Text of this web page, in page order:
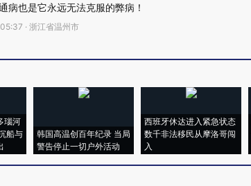
病也是它永远无法克服的弊病！
· 浙江省温州市
瑙河
船与
韩国高温创百年纪录 当局
警告停止一切户外活动
西班牙休达进入紧急状态
数千非法移民从摩洛哥闯
入